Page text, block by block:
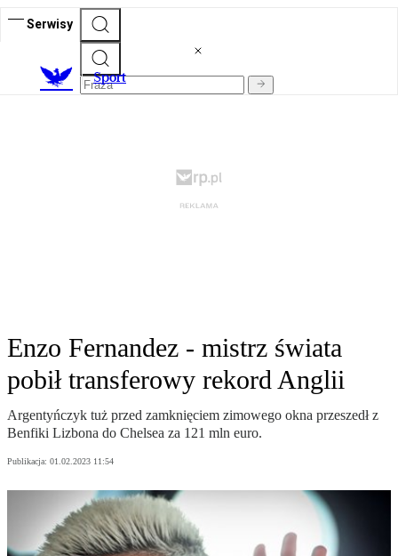
Serwisy
Sport
Enzo Fernandez - mistrz świata
pobił transferowy rekord Anglii
Argentyńczyk tuż przed zamknięciem zimowego okna przeszedł z
Benfiki Lizbona do Chelsea za 121 mln euro.
Publikacja: 01.02.2023 11:54